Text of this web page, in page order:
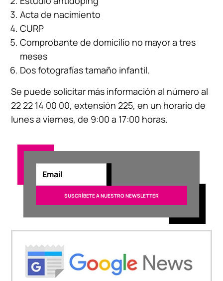
Acta de nacimiento
CURP
Comprobante de domicilio no mayor a tres
meses
Dos fotografías tamaño infantil.
Se puede solicitar más información al número al
22 22 14 00 00, extensión 225, en un horario de
lunes a viernes, de 9:00 a 17:00 horas.